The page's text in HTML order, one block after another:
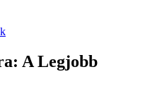
A Legjobb